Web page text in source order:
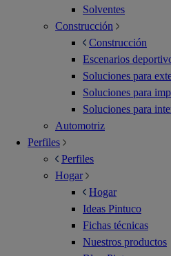
Solventes
Construcción
Construcción
Escenarios
Soluciones para
Soluciones para
Soluciones para
Automotriz
Perfiles
Perfiles
Hogar
Hogar
Ideas Pintuco
Fichas técnicas
Nuestros productos